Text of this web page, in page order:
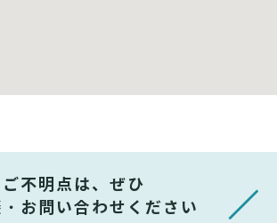
ご不明点は、ぜひ
お問い合わせください